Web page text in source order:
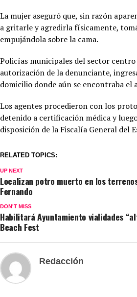
La mujer aseguró que, sin razón
a gritarle y agredirla físicamente,
empujándola sobre la cama.
Policías municipales del sector
autorización de la denunciante,
domicilio donde aún se encontraba el
Los agentes procedieron con los
detenido a certificación médica y
disposición de la Fiscalía General del
RELATED TOPICS:
UP NEXT
Localizan potro muerto en los
Fernando
DON'T MISS
Habilitará Ayuntamiento vialidades
Beach Fest
Redacción